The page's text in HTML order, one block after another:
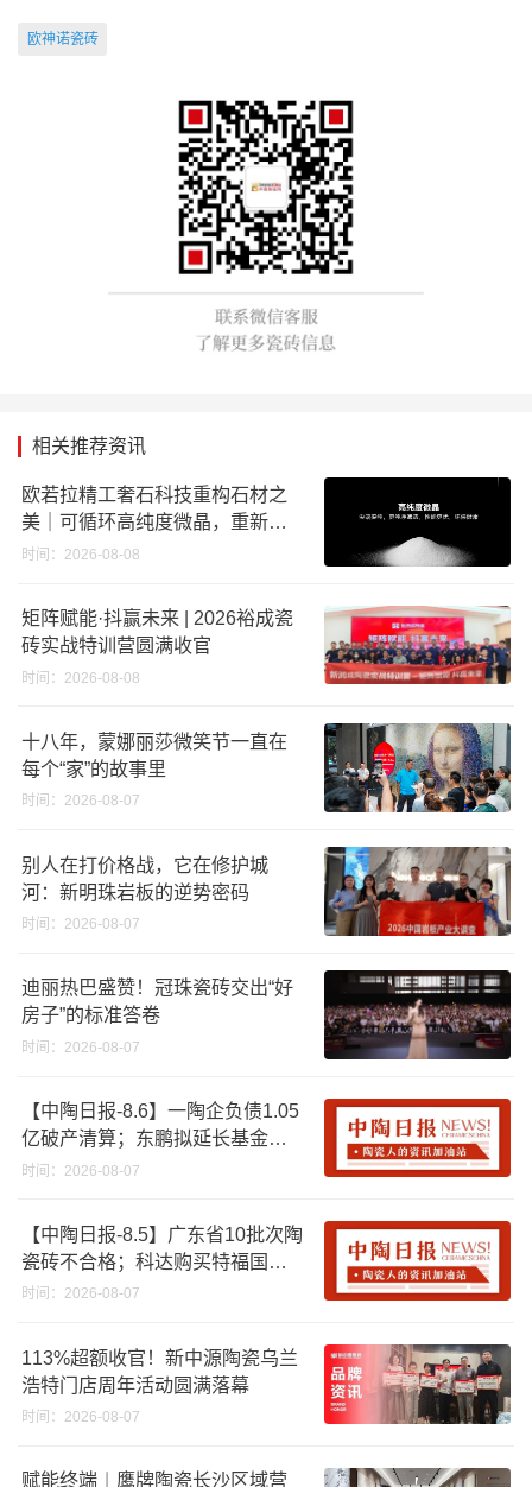
欧神诺瓷砖
相关推荐资讯
欧若拉精工奢石科技重构石材之
美｜可循环高纯度微晶，重新定
义高端奢石原料
时间：2026-08-08
矩阵赋能·抖赢未来 | 2026裕成瓷
砖实战特训营圆满收官
时间：2026-08-08
十八年，蒙娜丽莎微笑节一直在
每个“家”的故事里
时间：2026-08-07
别人在打价格战，它在修护城
河：新明珠岩板的逆势密码
时间：2026-08-07
迪丽热巴盛赞！冠珠瓷砖交出“好
房子”的标准答卷
时间：2026-08-07
【中陶日报-8.6】一陶企负债1.05
亿破产清算；东鹏拟延长基金投
资期限；工信部开展建陶行业能
时间：2026-08-07
【中陶日报-8.5】广东省10批次陶
瓷砖不合格；科达购买特福国际
股份申请未通过；蒙娜丽莎5千万
破18亿元
时间：2026-08-07
113%超额收官！新中源陶瓷乌兰
浩特门店周年活动圆满落幕
时间：2026-08-07
赋能终端︱鹰牌陶瓷长沙区域营